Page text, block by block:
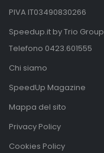
PIVA IT03490830266
Speedup.it by Trio Group
Telefono 0423.601555
Chi siamo
SpeedUp Magazine
Mappa del sito
Privacy Policy
Cookies Policy